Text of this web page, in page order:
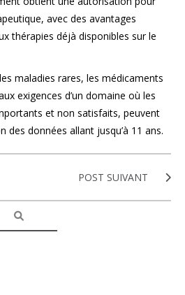
avec des avantages
thérapies déjà disponibles sur le
maladies rares, les médicaments
exigences d’un domaine où les
et non satisfaits, peuvent
des données allant jusqu’à 11 ans.
POST SUIVANT